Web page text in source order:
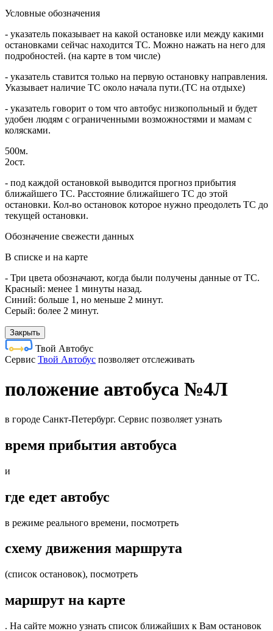
Условные обозначения
- указатель показывает на какой остановке или между какими
остановками сейчас находится ТС. Можно нажать на него для
подробностей. (на карте в том числе)
- указатель ставится только на первую остановку направления.
Указывает наличие ТС около начала пути.(ТС на отдыхе)
- указатель говорит о том что автобус низкопольный и будет
удобен людям с ограниченными возможностями и мамам с
колясками.
500м.
2ост.
- под каждой остановкой выводится прогноз прибытия
ближайшего ТС. Расстояние ближайшего ТС до этой
остановки. Кол-во остановок которое нужно преодолеть ТС до
текущей остановки.
Обозначение свежести данных
В списке и на карте
- Три цвета обозначают, когда были получены данные от ТС.
Красный: менее 1 минуты назад.
Синий: больше 1, но меньше 2 минут.
Серый: более 2 минут.
Закрыть
Твой Автобус
Cервис Твой Автобус позволяет отслеживать
положение автобуса №4Л
в городе Санкт-Петербург. Сервис позволяет узнать
время прибытия автобуса
и
где едет автобус
в режиме реального времени, посмотреть
схему движения маршрута
(список остановок), посмотреть
маршрут на карте
. На сайте можно узнать список ближайших к Вам остановок